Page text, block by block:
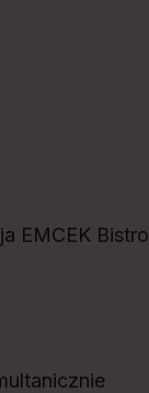
EMCEK Bistro